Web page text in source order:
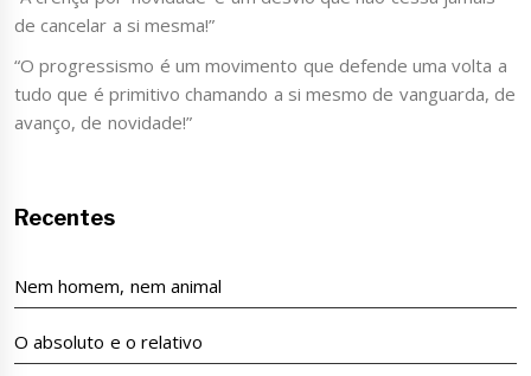
de cancelar a si mesma!”
“O progressismo é um movimento que defende uma volta a
tudo que é primitivo chamando a si mesmo de vanguarda, de
avanço, de novidade!”
Recentes
Nem homem, nem animal
O absoluto e o relativo